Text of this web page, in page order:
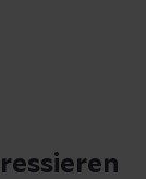
nach